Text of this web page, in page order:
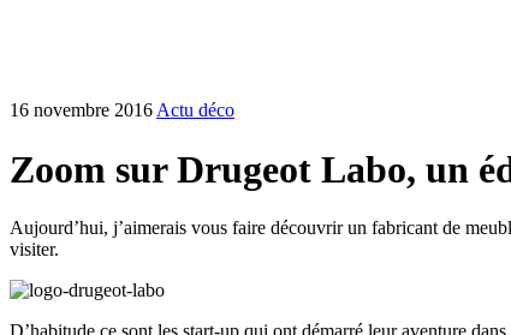
16 novembre 2016Actu déco
Zoom sur Drugeot Labo, un
Aujourd’hui, j’aimerais vous faire découvrir un fabricant de
visiter.